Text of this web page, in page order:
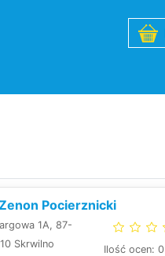
Pocierznicki
1A, 87-
Skrwilno
Ilość ocen: 0